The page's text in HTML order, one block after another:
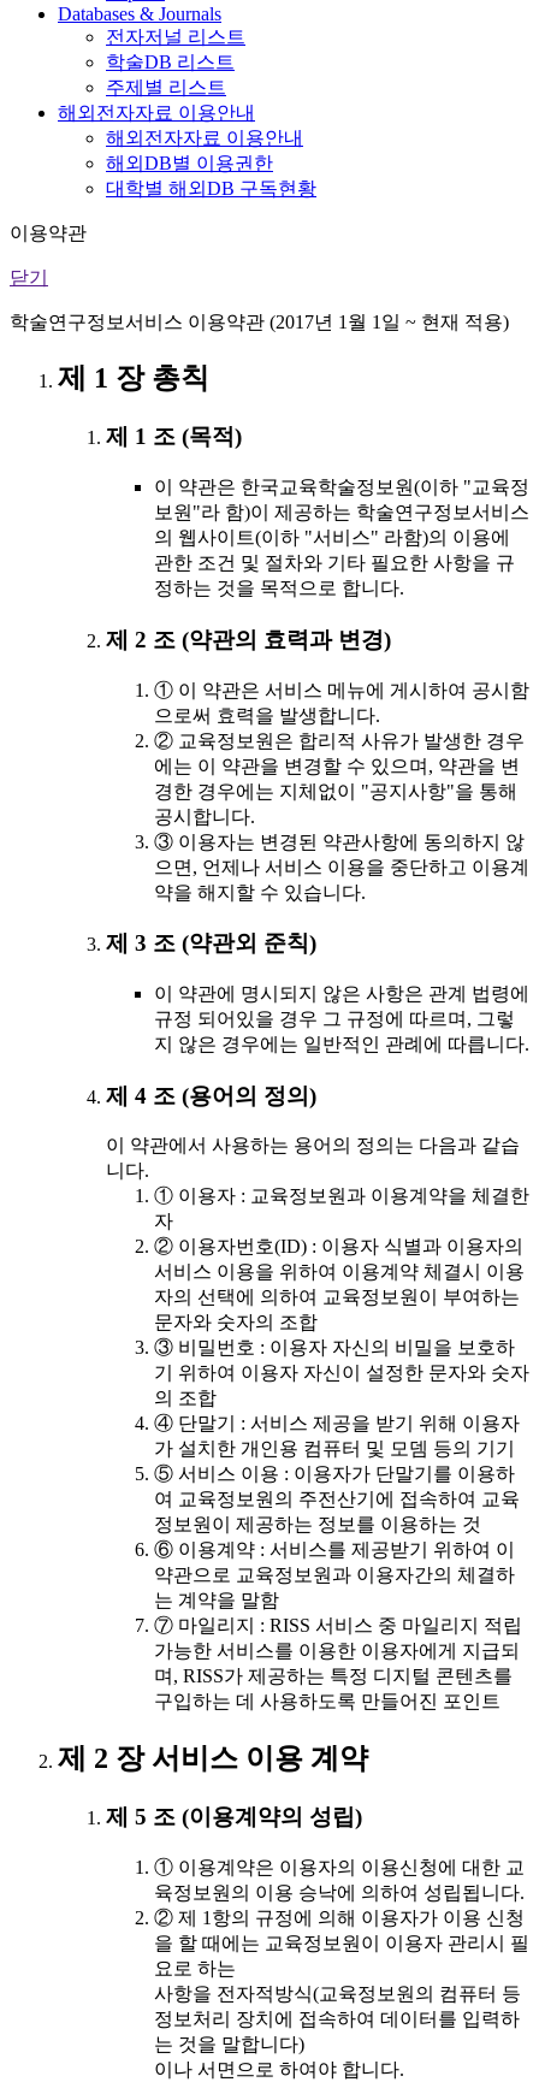
Databases & Journals
전자저널 리스트
학술DB 리스트
주제별 리스트
해외전자자료 이용안내
해외전자자료 이용안내
해외DB별 이용권한
대학별 해외DB 구독현황
이용약관
닫기
학술연구정보서비스 이용약관 (2017년 1월 1일 ~ 현재 적용)
제 1 장 총칙
제 1 조 (목적)
이 약관은 한국교육학술정보원(이하 "교육정
보원"라 함)이 제공하는 학술연구정보서비스
의 웹사이트(이하 "서비스" 라함)의 이용에
관한 조건 및 절차와 기타 필요한 사항을 규
정하는 것을 목적으로 합니다.
제 2 조 (약관의 효력과 변경)
① 이 약관은 서비스 메뉴에 게시하여 공시함
으로써 효력을 발생합니다.
② 교육정보원은 합리적 사유가 발생한 경우
에는 이 약관을 변경할 수 있으며, 약관을 변
경한 경우에는 지체없이 "공지사항"을 통해
공시합니다.
③ 이용자는 변경된 약관사항에 동의하지 않
으면, 언제나 서비스 이용을 중단하고 이용계
약을 해지할 수 있습니다.
제 3 조 (약관외 준칙)
이 약관에 명시되지 않은 사항은 관계 법령에
규정 되어있을 경우 그 규정에 따르며, 그렇
지 않은 경우에는 일반적인 관례에 따릅니다.
제 4 조 (용어의 정의)
이 약관에서 사용하는 용어의 정의는 다음과 같습
니다.
① 이용자 : 교육정보원과 이용계약을 체결한
자
② 이용자번호(ID) : 이용자 식별과 이용자의
서비스 이용을 위하여 이용계약 체결시 이용
자의 선택에 의하여 교육정보원이 부여하는
문자와 숫자의 조합
③ 비밀번호 : 이용자 자신의 비밀을 보호하
기 위하여 이용자 자신이 설정한 문자와 숫자
의 조합
④ 단말기 : 서비스 제공을 받기 위해 이용자
가 설치한 개인용 컴퓨터 및 모뎀 등의 기기
⑤ 서비스 이용 : 이용자가 단말기를 이용하
여 교육정보원의 주전산기에 접속하여 교육
정보원이 제공하는 정보를 이용하는 것
⑥ 이용계약 : 서비스를 제공받기 위하여 이
약관으로 교육정보원과 이용자간의 체결하
는 계약을 말함
⑦ 마일리지 : RISS 서비스 중 마일리지 적립
가능한 서비스를 이용한 이용자에게 지급되
며, RISS가 제공하는 특정 디지털 콘텐츠를
구입하는 데 사용하도록 만들어진 포인트
제 2 장 서비스 이용 계약
제 5 조 (이용계약의 성립)
① 이용계약은 이용자의 이용신청에 대한 교
육정보원의 이용 승낙에 의하여 성립됩니다.
② 제 1항의 규정에 의해 이용자가 이용 신청
을 할 때에는 교육정보원이 이용자 관리시 필
요로 하는
사항을 전자적방식(교육정보원의 컴퓨터 등
정보처리 장치에 접속하여 데이터를 입력하
는 것을 말합니다)
이나 서면으로 하여야 합니다.